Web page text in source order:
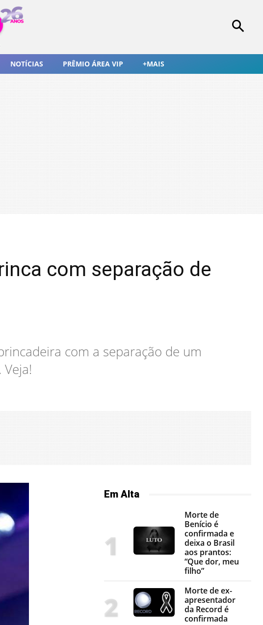
NOTÍCIAS PRÊMIO ÁREA VIP +MAIS
com separação de
com a separação de um
Em Alta
Morte de
Benício é
confirmada e
deixa o Brasil
aos prantos:
“Que dor, meu
filho”
Morte de ex-
apresentador
da Record é
confirmada